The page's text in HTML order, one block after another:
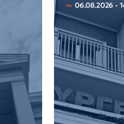
06.08.2026 -